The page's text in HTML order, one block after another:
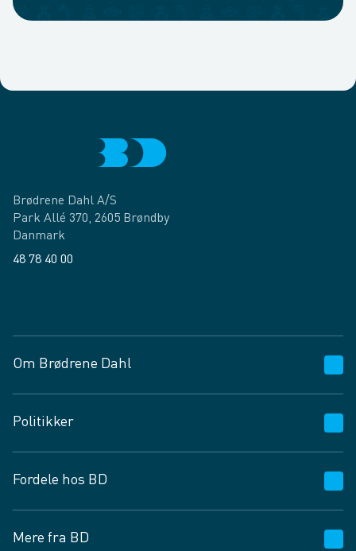
Brødrene Dahl A/S
Park Allé 370, 2605 Brøndby
Danmark
48 78 40 00
Om Brødrene Dahl
Vagttelefon 30 10 89 89
Spørgsmål og svar
Job og karriere
Fødevarekontrolrapport
Politikker
Privatlivspolitik
Cookies
Vilkår og betingelser
Fordele hos BD
BD app
Mere fra BD